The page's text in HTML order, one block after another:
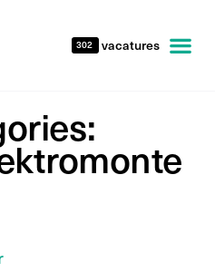
302 vacatures